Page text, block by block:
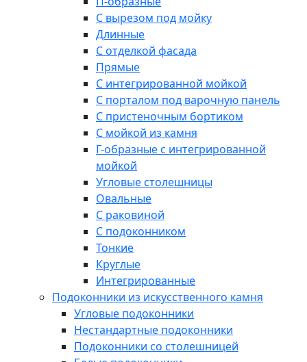
С вырезом под мойку
Длинные
С отделкой фасада
Прямые
С интегрированной мойкой
С порталом под варочную панель
С пристеночным бортиком
С мойкой из камня
Г-образные с интегрированной
мойкой
Угловые столешницы
Овальные
C раковиной
C подоконником
Тонкие
Круглые
Интегрированные
Подоконники из искусственного камня
Угловые подоконники
Нестандартные подоконники
Подоконники со столешницей